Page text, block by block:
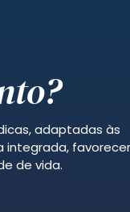
adaptadas às
integrada,
de vida.